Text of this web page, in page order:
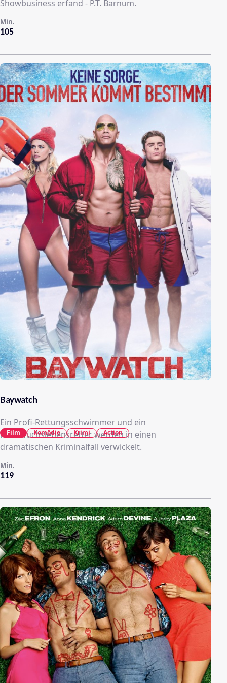
Showbusiness erfand - P.T. Barnum.
105
Min.
Baywatch
Ein Profi-Rettungsschwimmer und ein
Nachwuchslebensretter werden in einen
dramatischen Kriminalfall verwickelt.
119
Min.
Film Komödie Krimi Action